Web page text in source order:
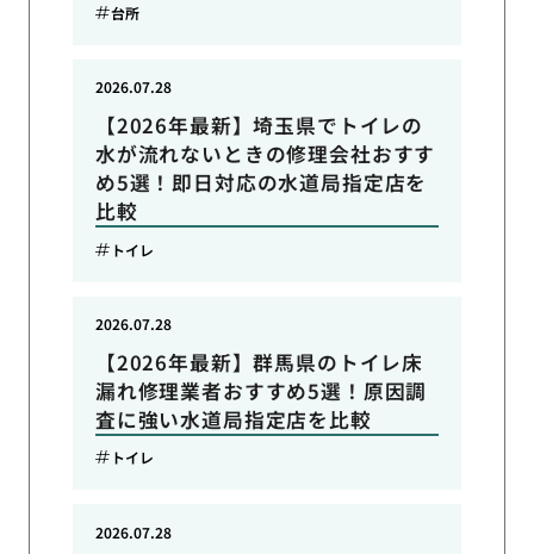
台所
【2026年最新】埼玉県でトイレの
水が流れないときの修理会社おすす
め5選！即日対応の水道局指定店を
比較
2026.07.28
トイレ
【2026年最新】群馬県のトイレ床
漏れ修理業者おすすめ5選！原因調
査に強い水道局指定店を比較
2026.07.28
トイレ
2026.07.28